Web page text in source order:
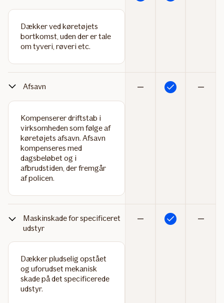
Dækker ved køretøjets
bortkomst, uden der er tale
om tyveri, røveri etc.
Afsavn
Kompenserer driftstab i
virksomheden som følge af
køretøjets afsavn. Afsavn
kompenseres med
dagsbeløbet og i
afbrudstiden, der fremgår
af policen.
Inkluderet
Maskinskade for specificeret
udstyr
Dækker pludselig opstået
og uforudset mekanisk
skade på det specificerede
udstyr.
Inkluderet